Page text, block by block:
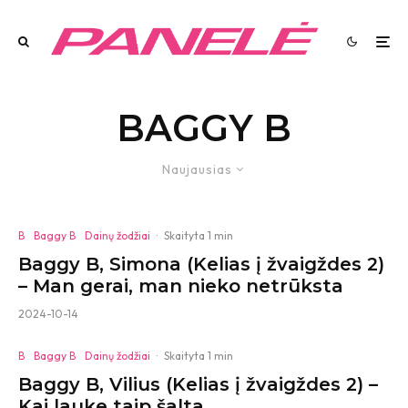
BAGGY B
Naujausias
B Baggy B Dainų žodžiai · Skaityta 1 min
Baggy B, Simona (Kelias į žvaigždes 2)
– Man gerai, man nieko netrūksta
2024-10-14
B Baggy B Dainų žodžiai · Skaityta 1 min
Baggy B, Vilius (Kelias į žvaigždes 2) –